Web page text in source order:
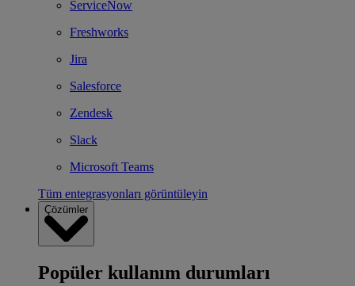
ServiceNow
Freshworks
Jira
Salesforce
Zendesk
Slack
Microsoft Teams
Tüm entegrasyonları görüntüleyin
Çözümler
Popüler kullanım durumları